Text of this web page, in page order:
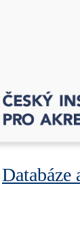
Databáze